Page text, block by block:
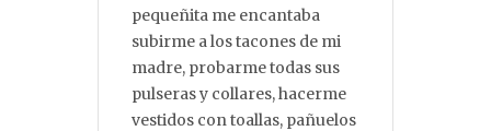
pequeñita me encantaba
subirme a los tacones de mi
madre, probarme todas sus
pulseras y collares, hacerme
vestidos con toallas, pañuelos